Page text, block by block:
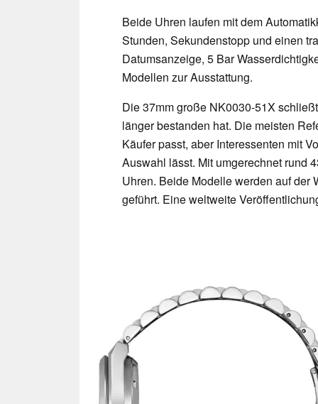
Beide Uhren laufen mit dem
Stunden, Sekundenstopp und einen
Datumsanzeige, 5 Bar
Modellen zur Ausstattung.
Die 37mm große NK0030-51X
länger bestanden hat. Die meisten
Käufer passt, aber Interessenten mit
Auswahl lässt. Mit umgerechnet rund
Uhren. Beide Modelle werden auf der
geführt. Eine weltweite